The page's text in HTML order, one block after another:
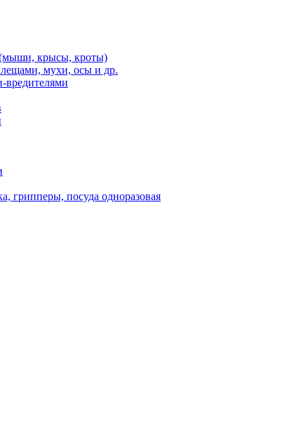
(мыши, крысы, кроты)
мухи, осы и др.
вредителями
грипперы, посуда одноразовая